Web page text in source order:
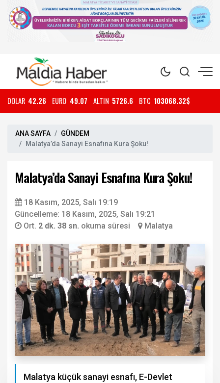
DOLAR 42.26 EURO 49.07 ALTIN 5726.6 BTC 103068.32$
ANA SAYFA
GÜNDEM
Malatya’da Sanayi Esnafına Kura Şoku!
Malatya’da Sanayi Esnafına Kura Şoku!
18 Kasım, 2025, Salı 19:19
Güncelleme: 18 Kasım, 2025, Salı 19:21
Ort. 2 dk. 38 sn. okuma süresi Malatya
Malatya küçük sanayi esnafı, E-Devlet